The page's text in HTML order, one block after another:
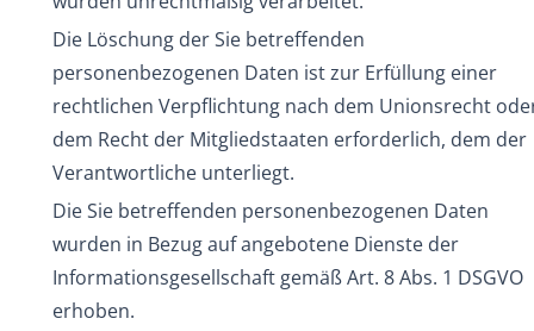
Die Löschung der Sie betreffenden
personenbezogenen Daten ist zur Erfüllung einer
rechtlichen Verpflichtung nach dem Unionsrecht
dem Recht der Mitgliedstaaten erforderlich, dem der
Verantwortliche unterliegt.
Die Sie betreffenden personenbezogenen Daten
wurden in Bezug auf angebotene Dienste der
Informationsgesellschaft gemäß Art. 8 Abs. 1 DSGVO
erhoben.